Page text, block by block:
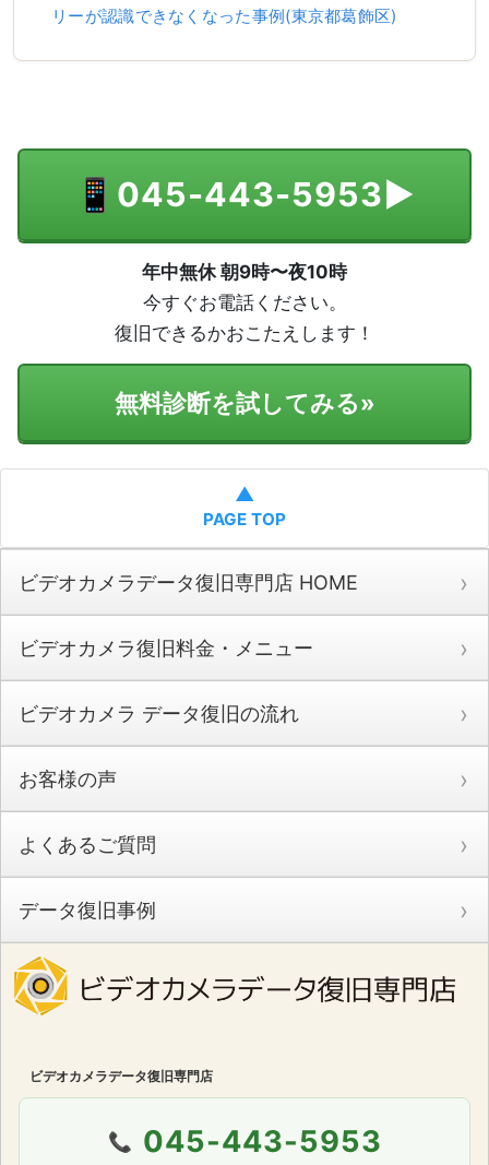
リーが認識できなくなった事例(東京都葛飾区)
📱 045-443-5953▶
年中無休 朝9時〜夜10時
今すぐお電話ください。
復旧できるかおこたえします！
無料診断を試してみる»
▲
PAGE TOP
ビデオカメラデータ復旧専門店 HOME
ビデオカメラ復旧料金・メニュー
ビデオカメラ データ復旧の流れ
お客様の声
よくあるご質問
データ復旧事例
ビデオカメラデータ復旧専門店
📞 045-443-5953